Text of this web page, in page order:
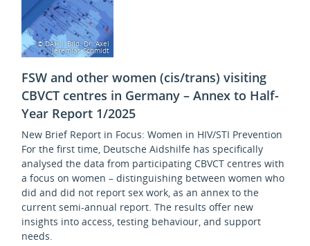
© DAH | Bild: Dr. Axel
Jeremias Schmidt
FSW and other women (cis/trans) visiting
CBVCT centres in Germany – Annex to Half-
Year Report 1/2025
New Brief Report in Focus: Women in HIV/STI Prevention
For the first time, Deutsche Aidshilfe has specifically
analysed the data from participating CBVCT centres with
a focus on women – distinguishing between women who
did and did not report sex work, as an annex to the
current semi-annual report. The results offer new
insights into access, testing behaviour, and support
needs.